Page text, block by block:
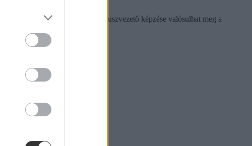
vezető és 1600 autóbuszvezető képzése valósulhat meg a